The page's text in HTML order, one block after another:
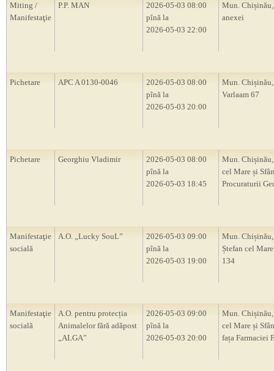
Miting /
Manifestaţie
P.P. MAN
2026-05-03 08:00
pînă la
2026-05-03 22:00
Mun.
anexei
Pichetare APC A 0130-0046
2026-05-03 08:00
pînă la
2026-05-03 20:00
Mun. Chișinău,
Varlaam 67
Pichetare Georghiu Vladimir
2026-05-03 08:00
pînă la
2026-05-03 18:45
Mun.
cel Mare și
Procuraturii
Manifestaţie
socială
A.O. „Lucky SouL”
2026-05-03 09:00
pînă la
2026-05-03 19:00
Mun.
Ștefan cel
134
Manifestaţie
socială
A.O. pentru protecția
Animalelor fără adăpost
„ALGA”
2026-05-03 09:00
pînă la
2026-05-03 20:00
Mun.
cel Mare și
fața Farmaciei